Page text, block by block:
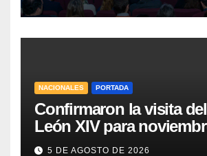
NACIONALES PORTADA
Confirmaron la visita
León XIV para
Argentina
5 DE AGOSTO DE 2026